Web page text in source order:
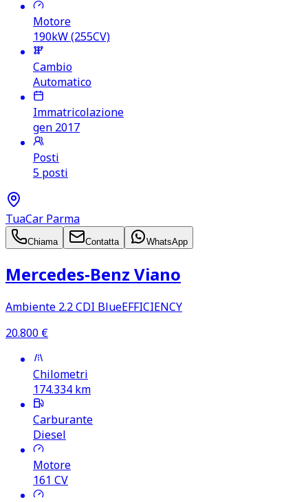
Motore
190kW (255CV)
Cambio
Automatico
Immatricolazione
gen 2017
Posti
5 posti
TuaCar Parma
Chiama Contatta WhatsApp
Mercedes‑Benz Viano
Ambiente 2.2 CDI BlueEFFICIENCY
20.800 €
Chilometri
174.334 km
Carburante
Diesel
Motore
161 CV